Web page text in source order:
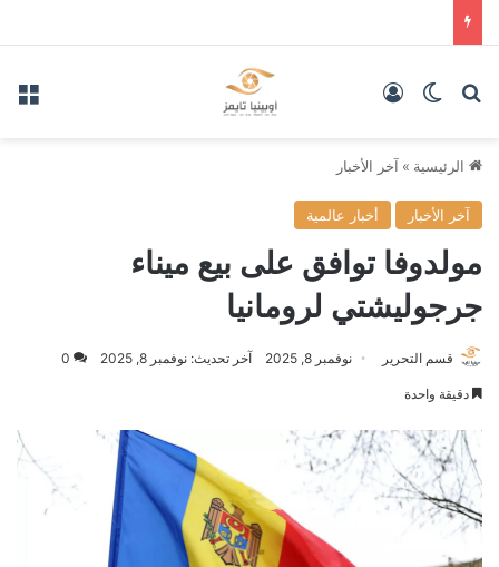
بحث عنالوضع المظلم
الرئيسية » آخر الأخبار
آخر الأخبار أخبار عالمية
مولدوفا توافق على بيع ميناء
جرجوليشتي لرومانيا
قسم التحرير نوفمبر 8, 2025 آخر تحديث: نوفمبر 8, 2025 0
دقيقة واحدة